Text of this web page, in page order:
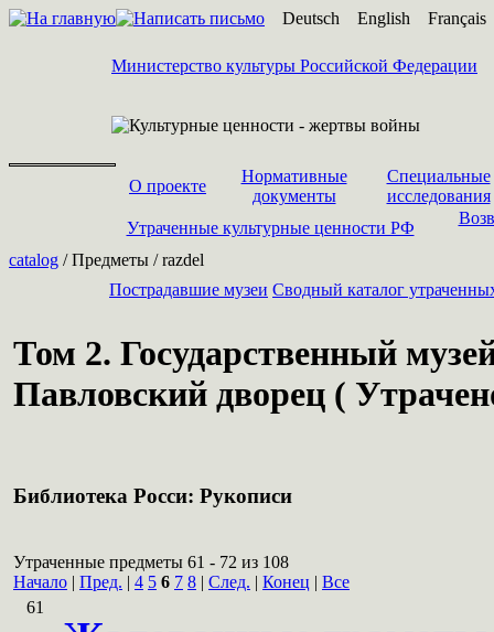
Deutsch English Français
Министерство культуры Российской Федерации
О проекте
Нормативные
документы
Специальные
исследования
Утраченные культурные ценности РФ
catalog / Предметы / razdel
Пострадавшие музеи Cводный каталог
Том 2. Государственный
Павловский дворец (
Библиотека Росси: Рукописи
Утраченные предметы 61 - 72 из 108
Начало | Пред. | 4 5 6 7 8 | След. | Конец | Все
61